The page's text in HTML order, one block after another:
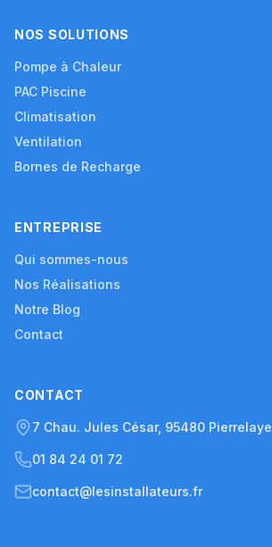
NOS SOLUTIONS
Pompe à Chaleur
PAC Piscine
Climatisation
Ventilation
Bornes de Recharge
ENTREPRISE
Qui sommes-nous
Nos Réalisations
Notre Blog
Contact
CONTACT
7 Chau. Jules César, 95480 Pierrelaye
01 84 24 01 72
contact@lesinstallateurs.fr